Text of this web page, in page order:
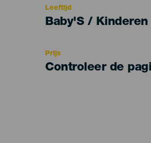
Leeftijd
Edad
Baby'S / Kinderen
Prijs
Controleer de